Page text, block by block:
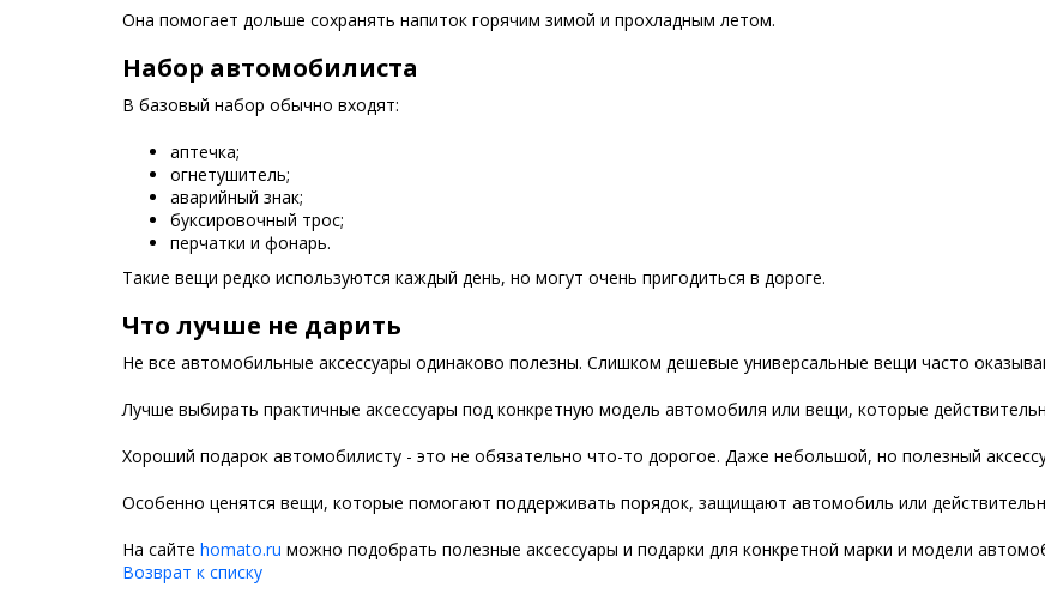
Она помогает дольше сохранять напиток горячим зимой и прохладным летом.
Набор автомобилиста
В базовый набор обычно входят:
аптечка;
огнетушитель;
аварийный знак;
буксировочный трос;
перчатки и фонарь.
Такие вещи редко используются каждый день, но могут очень пригодиться в дороге.
Что лучше не дарить
Не все автомобильные аксессуары одинаково полезны. Слишком дешевые универсальные вещи часто
Лучше выбирать практичные аксессуары под конкретную модель автомобиля или вещи, которые
Хороший подарок автомобилисту - это не обязательно что-то дорогое. Даже небольшой, но полезный
Особенно ценятся вещи, которые помогают поддерживать порядок, защищают автомобиль или
На сайте homato.ru можно подобрать полезные аксессуары и подарки для конкретной марки и модели
Возврат к списку